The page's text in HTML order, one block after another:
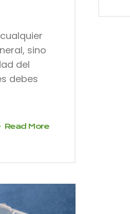
sino
del
debes
Read More